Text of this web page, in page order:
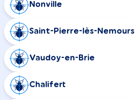
Nonville
Saint-Pierre-lès-Nemours
Vaudoy-en-Brie
Chalifert